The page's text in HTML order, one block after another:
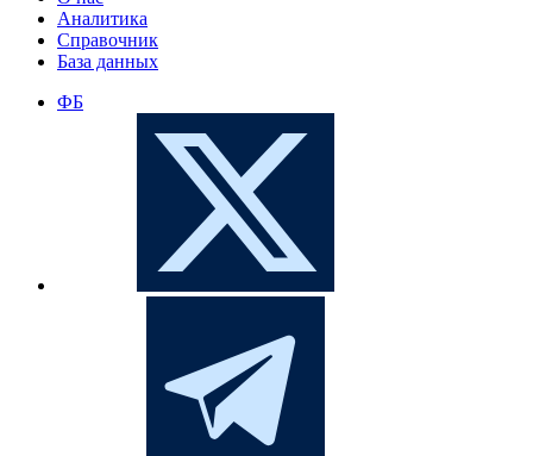
Аналитика
Справочник
База данных
ФБ